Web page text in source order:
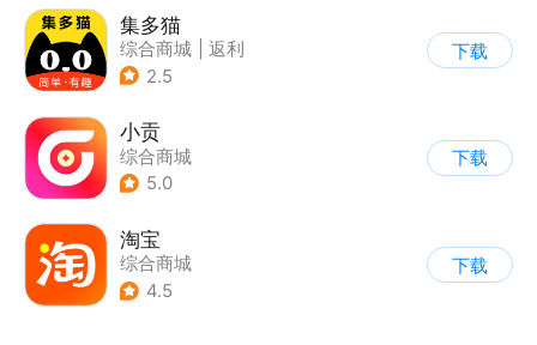
集多猫
综合商城
返利
| 商品推荐
2.5
下载
小贡
综合商城
5.0
下载
淘宝
综合商城
4.5
下载